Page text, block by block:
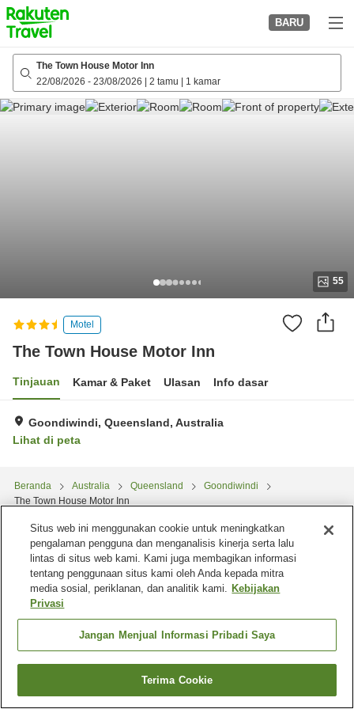
to
top
page
BARU
The Town House Motor Inn
22/08/2026 - 23/08/2026 2 tamu 1 kamar
55
Motel
The Town House Motor Inn
Tinjauan Kamar & Paket Ulasan Info dasar
Goondiwindi, Queensland, Australia
Lihat di peta
Beranda Australia Queensland
Goondiwindi
The Town House Motor Inn
Cari kamar
Situs web ini menggunakan cookie untuk meningkatkan
pengalaman pengguna dan menganalisis kinerja serta lalu
lintas di situs web kami. Kami juga membagikan informasi
tentang penggunaan situs kami oleh Anda kepada mitra
media sosial, periklanan, dan analitik kami. Kebijakan
Privasi
Jangan Menjual Informasi Pribadi Saya
Terima Cookie